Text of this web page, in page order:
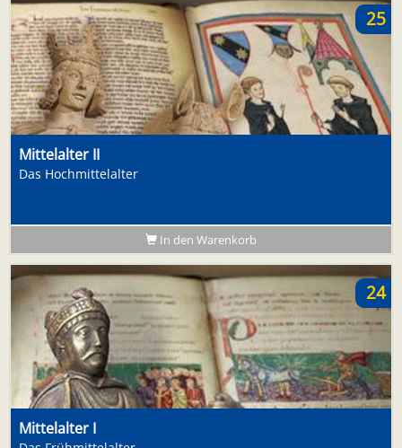
25
Mittelalter II
Das Hochmittelalter
In den Warenkorb
24
Mittelalter I